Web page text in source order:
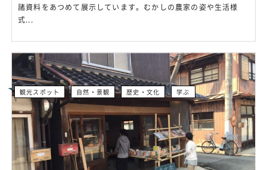
諸資料をあつめて展示しています。むかしの農家の姿や生活様
式...
観光スポット 自然・景観 歴史・文化 学ぶ